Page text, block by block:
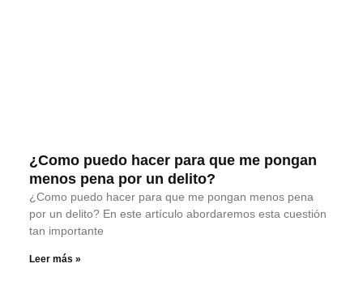
¿Como puedo hacer para que me pongan
menos pena por un delito?
¿Como puedo hacer para que me pongan menos pena
por un delito? En este artículo abordaremos esta cuestión
tan importante
Leer más »